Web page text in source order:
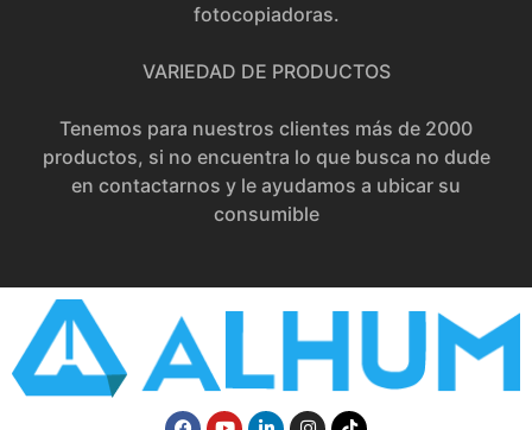
fotocopiadoras.
VARIEDAD DE PRODUCTOS
Tenemos para nuestros clientes más de 2000
productos, si no encuentra lo que busca no dude
en contactarnos y le ayudamos a ubicar su
consumible